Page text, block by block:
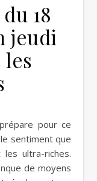
18
jeudi
les
sentiment que
ultra-riches.
de moyens